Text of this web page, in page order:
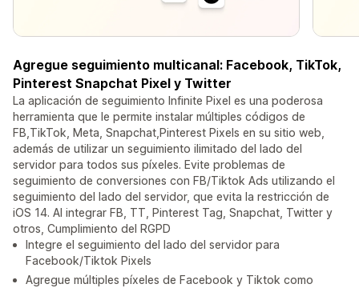
Agregue seguimiento multicanal: Facebook, TikTok,
Pinterest Snapchat Pixel y Twitter
La aplicación de seguimiento Infinite Pixel es una poderosa
herramienta que le permite instalar múltiples códigos de
FB,TikTok, Meta, Snapchat,Pinterest Pixels en su sitio web,
además de utilizar un seguimiento ilimitado del lado del
servidor para todos sus píxeles. Evite problemas de
seguimiento de conversiones con FB/Tiktok Ads utilizando el
seguimiento del lado del servidor, que evita la restricción de
iOS 14. Al integrar FB, TT, Pinterest Tag, Snapchat, Twitter y
otros, Cumplimiento del RGPD
Integre el seguimiento del lado del servidor para
Facebook/Tiktok Pixels
Agregue múltiples píxeles de Facebook y Tiktok como